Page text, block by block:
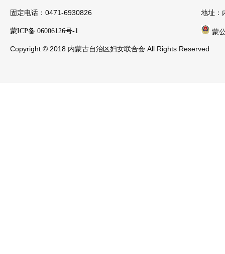
固定电话：0471-6930826 地址：
蒙ICP备 06006126号-1 蒙
Copyright © 2018 内蒙古自治区妇女联合会 All Rights Reserved